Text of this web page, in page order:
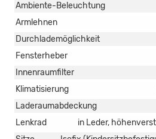
Ambiente-Beleuchtung
Armlehnen
Durchlademöglichkeit
Fensterheber
Innenraumfilter
Klimatisierung
Laderaumabdeckung
Lenkrad
in Leder,